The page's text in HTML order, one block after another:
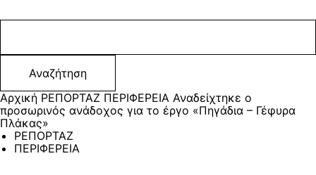
Αρχική ΡΕΠΟΡΤΑΖ ΠΕΡΙΦΕΡΕΙΑ Αναδείχτηκε ο
προσωρινός ανάδοχος για το έργο «Πηγάδια – Γέφυρα
Πλάκας»
ΡΕΠΟΡΤΑΖ
ΠΕΡΙΦΕΡΕΙΑ